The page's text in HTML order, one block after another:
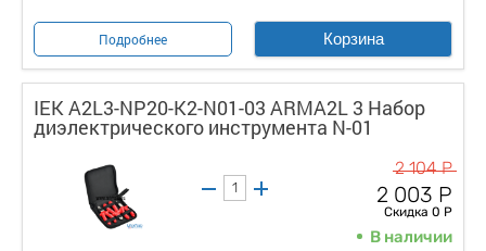
Подробнее Корзина
IEK A2L3-NP20-K2-N01-03 ARMA2L 3 Набор
диэлектрического инструмента N-01
2 104 Р
2 003 Р
Скидка 0 Р
В наличии